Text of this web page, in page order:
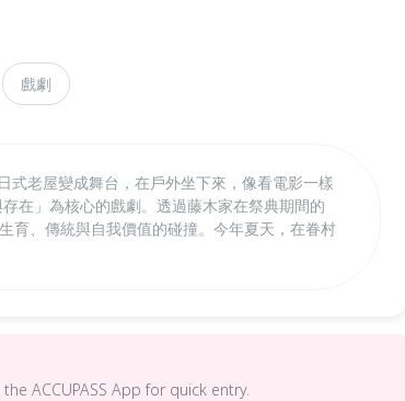
戲劇
式老屋變成舞台，在戶外坐下來，像看電影一樣
在」為核心的戲劇。透過藤木家在祭典期間的
育、傳統與自我價值的碰撞。今年夏天，在眷村
ACCUPASS App for quick entry.